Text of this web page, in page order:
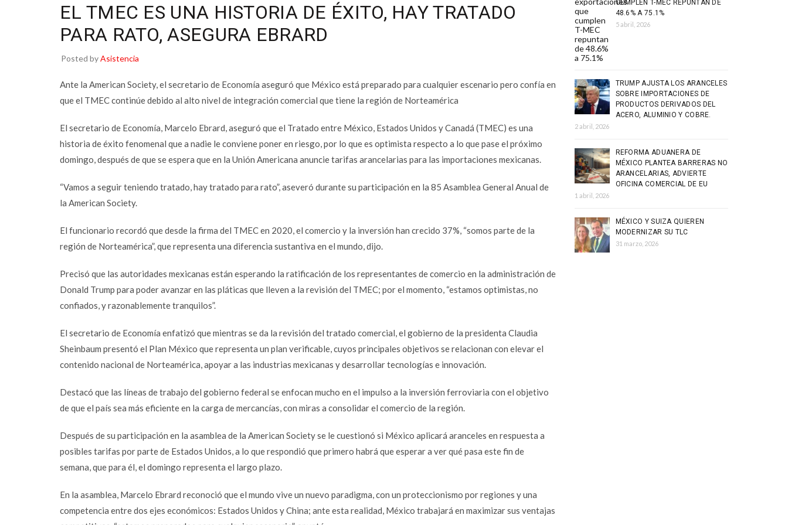
EL TMEC ES UNA HISTORIA DE ÉXITO, HAY TRATADO
PARA RATO, ASEGURA EBRARD
Posted byAsistencia
Ante la American Society, el secretario de Economía aseguró que México está preparado para cualquier escenario pero confía en
que el TMEC continúe debido al alto nivel de integración comercial que tiene la región de Norteamérica
El secretario de Economía, Marcelo Ebrard, aseguró que el Tratado entre México, Estados Unidos y Canadá (TMEC) es una
historia de éxito fenomenal que a nadie le conviene poner en riesgo, por lo que es optimista respecto a lo que pase el próximo
domingo, después de que se espera que en la Unión Americana anuncie tarifas arancelarias para las importaciones mexicanas.
“Vamos a seguir teniendo tratado, hay tratado para rato”, aseveró durante su participación en la 85 Asamblea General Anual de
la American Society.
El funcionario recordó que desde la firma del TMEC en 2020, el comercio y la inversión han crecido 37%, “somos parte de la
región de Norteamérica”, que representa una diferencia sustantiva en el mundo, dijo.
Precisó que las autoridades mexicanas están esperando la ratificación de los representantes de comercio en la administración de
Donald Trump para poder avanzar en las pláticas que lleven a la revisión del TMEC; por el momento, “estamos optimistas, no
confiados, y razonablemente tranquilos”.
El secretario de Economía enfatizó que mientras se da la revisión del tratado comercial, el gobierno de la presidenta Claudia
Sheinbaum presentó el Plan México que representa un plan verificable, cuyos principales objetivos se relacionan con elevar el
contenido nacional de Norteamérica, apoyar a las industrias mexicanas y desarrollar tecnologías e innovación.
Destacó que las líneas de trabajo del gobierno federal se enfocan mucho en el impulso a la inversión ferroviaria con el objetivo
de que el país sea más eficiente en la carga de mercancías, con miras a consolidar el comercio de la región.
Después de su participación en la asamblea de la American Society se le cuestionó si México aplicará aranceles en respuesta a
posibles tarifas por parte de Estados Unidos, a lo que respondió que primero habrá que esperar a ver qué pasa este fin de
semana, que para él, el domingo representa el largo plazo.
En la asamblea, Marcelo Ebrard reconoció que el mundo vive un nuevo paradigma, con un proteccionismo por regiones y una
competencia entre dos ejes económicos: Estados Unidos y China; ante esta realidad, México trabajará en maximizar sus ventajas
CUMPLEN T-MEC REPUNTAN DE
48.6% A 75.1%
5 abril, 2026
TRUMP AJUSTA LOS ARANCELES
SOBRE IMPORTACIONES DE
PRODUCTOS DERIVADOS DEL
ACERO, ALUMINIO Y COBRE.
2 abril, 2026
REFORMA ADUANERA DE
MÉXICO PLANTEA BARRERAS NO
ARANCELARIAS, ADVIERTE
OFICINA COMERCIAL DE EU
1 abril, 2026
MÉXICO Y SUIZA QUIEREN
MODERNIZAR SU TLC
31 marzo, 2026